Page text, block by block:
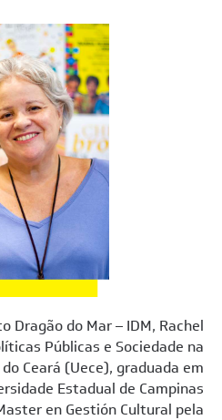
do Mar – IDM, Rachel
Públicas e Sociedade na
Ceará (Uece), graduada em
Estadual de Campinas
en Gestión Cultural pela